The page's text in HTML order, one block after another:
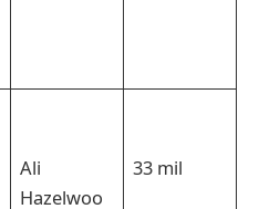
Ali
Hazelwoo
33 mil